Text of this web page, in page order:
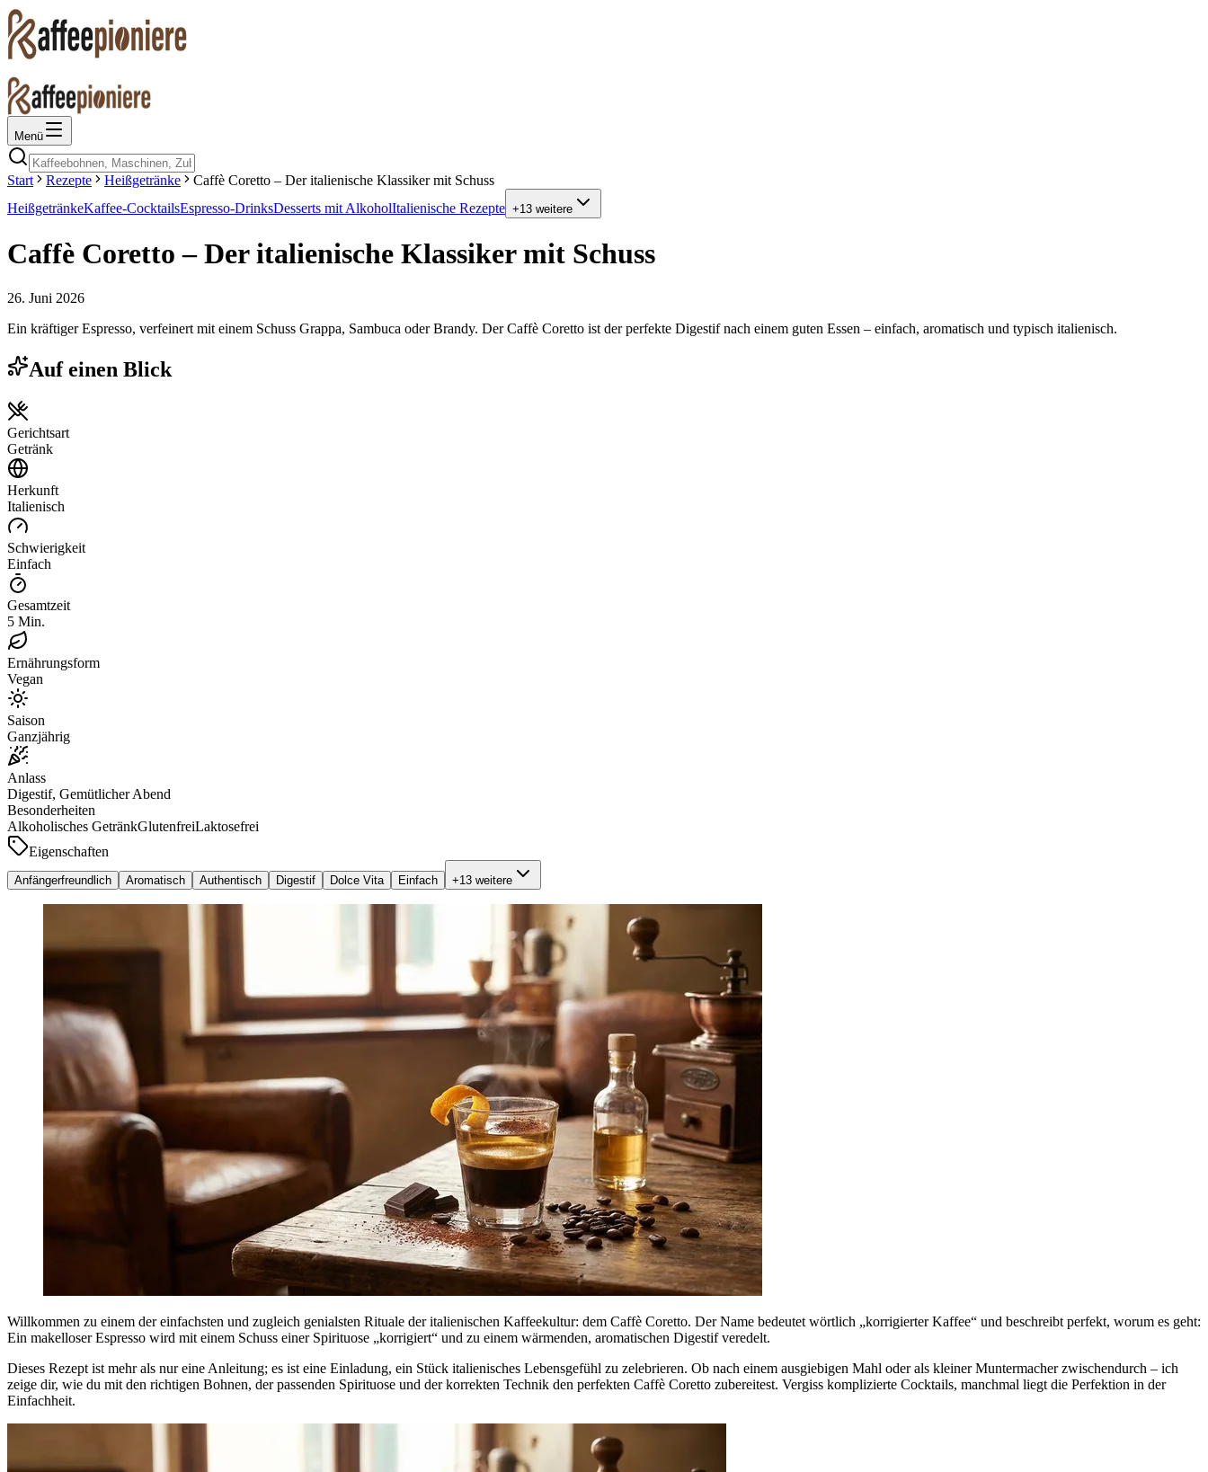
Menü
Start Rezepte Heißgetränke
Caffè Coretto – Der italienische Klassiker mit Schuss
HeißgetränkeKaffee-CocktailsEspresso-DrinksDesserts mit AlkoholItalienische Rezepte +13 weitere
Caffè Coretto – Der italienische Klassiker mit Schuss
26. Juni 2026
Ein kräftiger Espresso, verfeinert mit einem Schuss Grappa, Sambuca oder Brandy. Der Caffè Coretto ist der perfekte Digestif nach einem guten Essen – einfach, aromatisch und typisch italienisch.
Auf einen Blick
Gerichtsart
Getränk
Herkunft
Italienisch
Schwierigkeit
Einfach
Gesamtzeit
5 Min.
Ernährungsform
Vegan
Saison
Ganzjährig
Anlass
Digestif, Gemütlicher Abend
Besonderheiten
Alkoholisches GetränkGlutenfreiLaktosefrei
Eigenschaften
Anfängerfreundlich Aromatisch Authentisch Digestif Dolce Vita Einfach +13 weitere
Willkommen zu einem der einfachsten und zugleich genialsten Rituale der italienischen Kaffeekultur: dem Caffè Coretto. Der Name bedeutet wörtlich „korrigierter Kaffee“ und beschreibt perfekt, worum es geht:
Ein makelloser Espresso wird mit einem Schuss einer Spirituose „korrigiert“ und zu einem wärmenden, aromatischen Digestif veredelt.
Dieses Rezept ist mehr als nur eine Anleitung; es ist eine Einladung, ein Stück italienisches Lebensgefühl zu zelebrieren. Ob nach einem ausgiebigen Mahl oder als kleiner Muntermacher zwischendurch – ich
zeige dir, wie du mit den richtigen Bohnen, der passenden Spirituose und der korrekten Technik den perfekten Caffè Coretto zubereitest. Vergiss komplizierte Cocktails, manchmal liegt die Perfektion in der
Einfachheit.